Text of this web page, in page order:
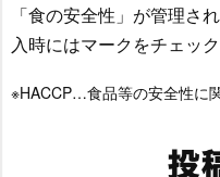
「食の安全性」が管理さ
入時にはマークをチェック
※HACCP…食品等の安全性に